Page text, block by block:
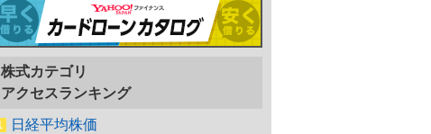
株式カテゴリ
アクセスランキング
日経平均株価